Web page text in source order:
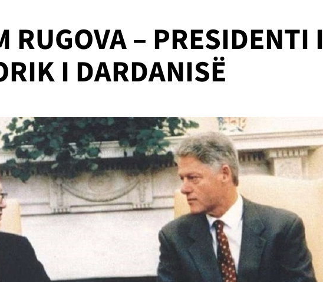
RUGOVA – PRESIDENTI I
I DARDANISË